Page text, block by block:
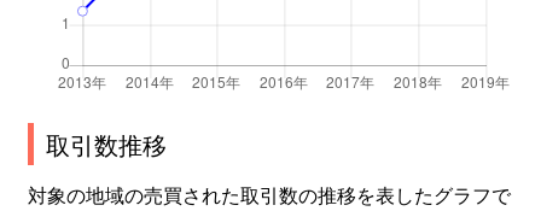
取引数推移
対象の地域の売買された取引数の推移を表したグラフで